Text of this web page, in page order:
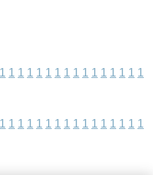
1 1 1 1 1 1 1 1 1 1 1 1 1 1 1 1
1 1 1 1 1 1 1 1 1 1 1 1 1 1 1 1